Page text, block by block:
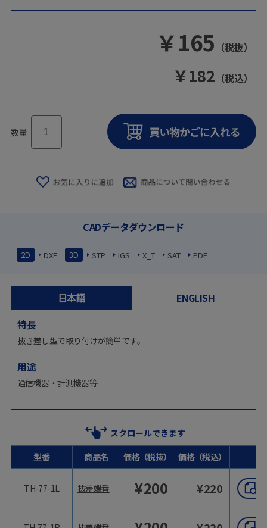
￥165 （税抜）
￥182 （税込）
数量
CADデータダウンロード
2D DXF 3D STP IGS X_T SAT PDF
日本語
ENGLISH
特長
抜き差し型で取り付けが簡単です。
用途
通信機器・計測機器等
スクロールできます
型番
TH-77-1L
商品名 価格（税抜） 価格（税込）
抜差蝶番 ¥200 ¥220